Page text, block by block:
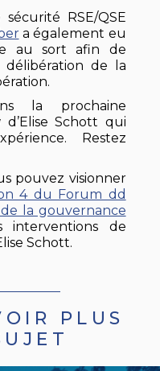
RSE/QSE
a également eu
au sort afin de
de la
la prochaine
d’Elise Schott qui
Restez
pouvez visionner
4 du Forum dd
la gouvernance
interventions de
Schott.
PLUS